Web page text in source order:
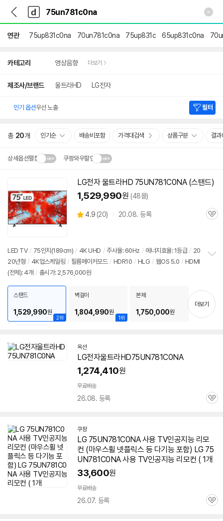
다
나
와
가
기
다
와
메
연관 75up831c0na 70un781c0na 75up831c 65up831c0na
카테고리 영상음향 더보기
제조사/브랜드 울트라HD LG전자
인기 옵션우선 노출 필터
총 20개 인기순 배송비포함 가격대검색 상품구분 결과
상세옵션펼침 쿠팡와우할인
배송·설치비가 달라집니다.
기
LG전자 울트라HD 75UN781C0NA(스탠드)
1,529,990원 (48몰)
별
4.9 (상
뷰
20) 20.08. 등록
관
LED TV / 75인치(189cm) / 4K UHD / 주사율: 60Hz / 에너지효율: 1등급 / 20
20년형 / 4K업스케일링 / 필름메이커모드 / HDR10 / HLG / 웹OS 5.0 / HDMI
(전체): 4개 / 출시가: 2,576,000원
기
2위
스탠드
1,529,990원
1위
벽걸이
1,804,990원
본체
1,750,000원
더보기
옥션
LG전자울트라HD75UN781C0NA
1,274,410원
무료배송
26.08. 등록
관
쿠팡
LG 75UN781C0NA사용 TV인공지능 리모
컨 (마우스휠 넷플릭스 등 다기능 포함) LG 75
UN781C0NA사용 TV인공지능 리모컨 ( 1개
33,600원
무료배송
26.07. 등록
관